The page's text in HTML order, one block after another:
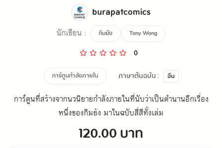
burapatcomics
นักเขียน : กิมย้ง Tony Wong
0
การ์ตูนกำลังภายใน ภาษาต้นฉบับ : จีน
การ์ตูนที่สร้างจากนวนิยายกำลังภายในที่นับว่าเป็นตำนานอีกเรื่อง
หนึ่งของกิมย้ง มาในฉบับสี่สีทั้งเล่ม
120.00 บาท